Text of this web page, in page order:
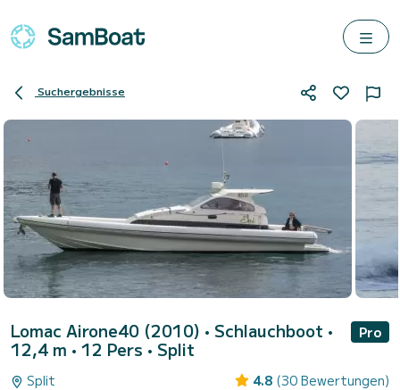
Suchergebnisse
Lomac Airone40 (2010) • Schlauchboot •
12,4 m • 12 Pers • Split
Pro
Split 4.8 (30 Bewertungen)